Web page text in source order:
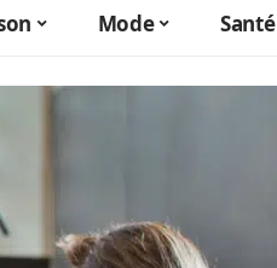
Mode Santé